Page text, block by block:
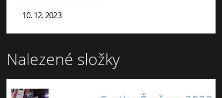
10. 12. 2023
Nalezené složky